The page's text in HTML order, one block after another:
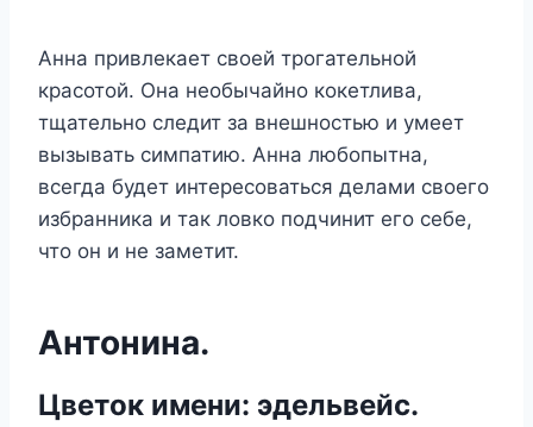
Анна привлекает своей трогательной
красотой. Она необычайно кокетлива,
тщательно следит за внешностью и умеет
вызывать симпатию. Анна любопытна,
всегда будет интересоваться делами своего
избранника и так ловко подчинит его себе,
что он и не заметит.
Антонина.
Цветок имени: эдельвейс.